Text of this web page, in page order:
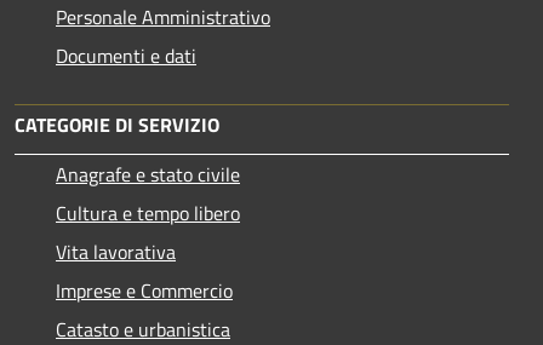
Personale Amministrativo
Documenti e dati
CATEGORIE DI SERVIZIO
Anagrafe e stato civile
Cultura e tempo libero
Vita lavorativa
Imprese e Commercio
Catasto e urbanistica